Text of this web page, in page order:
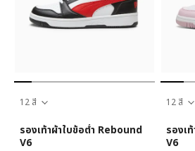
12 สี
รองเท้าผ้าใบข้อต่ำ Rebound
V6
12 สี
รองเ
V6